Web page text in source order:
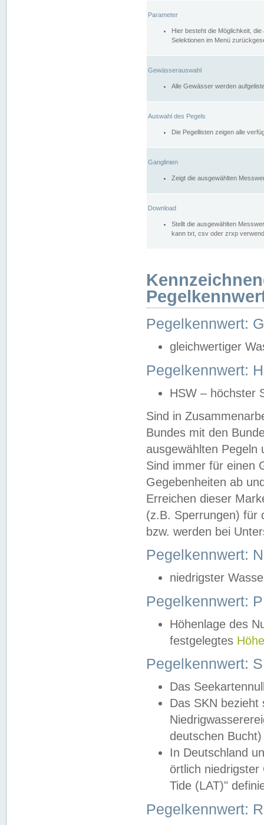
Parameter
Hier besteht die Möglichkeit,
Selektionen im Menü
Gewässerauswahl
Alle Gewässer werden
Auswahl des Pegels
Die Pegellisten zeigen alle
Ganglinien
Zeigt die ausgewählten
Download
Stellt die ausgewählten
kann txt, csv oder zrxp
Pegelkennwert:
gleichwertiger
Pegelkennwert:
HSW – höchster
Sind in
Bundes mit den
ausgewählten
Sind immer für einen
Gegebenheiten ab
Erreichen dieser
(z.B. Sperrungen) für
bzw. werden bei
Pegelkennwert:
niedrigster
Pegelkennwert:
Höhenlage des
festgelegtes
Pegelkennwert:
Das
Das SKN
deutschen
In Deutschland
örtlich
Tide (LAT)"
Pegelkennwert: